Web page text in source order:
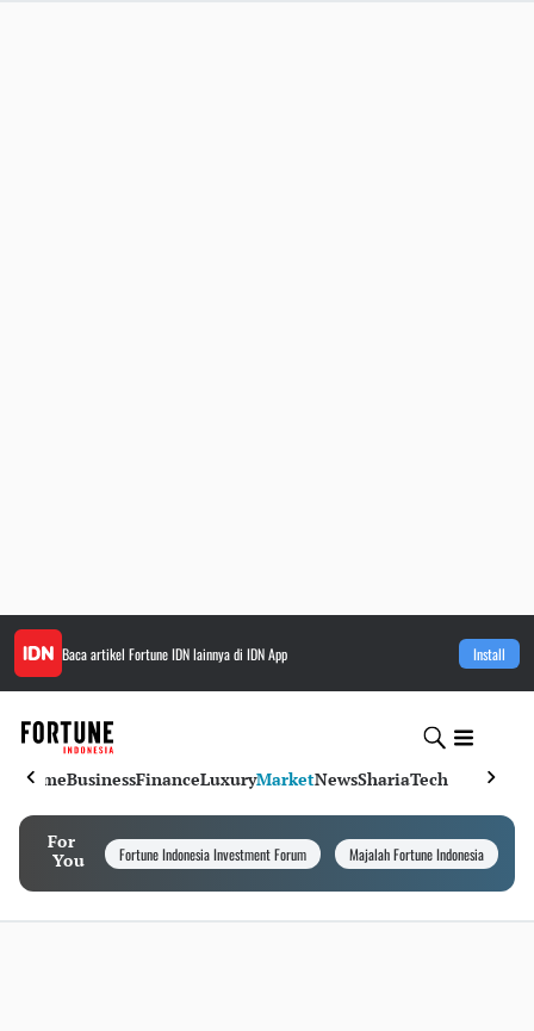
Baca artikel Fortune IDNlainnya di IDN App Install
HomeBusinessFinanceLuxuryMarketNewsShariaTech
For
You
Fortune Indonesia Investment Forum Majalah Fortune Indonesia